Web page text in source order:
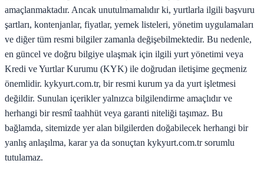
amaçlanmaktadır. Ancak unutulmamalıdır ki, yurtlarla ilgili başvuru
şartları, kontenjanlar, fiyatlar, yemek listeleri, yönetim uygulamaları
ve diğer tüm resmi bilgiler zamanla değişebilmektedir. Bu nedenle,
en güncel ve doğru bilgiye ulaşmak için ilgili yurt yönetimi veya
Kredi ve Yurtlar Kurumu (KYK) ile doğrudan iletişime geçmeniz
önemlidir. kykyurt.com.tr, bir resmi kurum ya da yurt işletmesi
değildir. Sunulan içerikler yalnızca bilgilendirme amaçlıdır ve
herhangi bir resmî taahhüt veya garanti niteliği taşımaz. Bu
bağlamda, sitemizde yer alan bilgilerden doğabilecek herhangi bir
yanlış anlaşılma, karar ya da sonuçtan kykyurt.com.tr sorumlu
tutulamaz.